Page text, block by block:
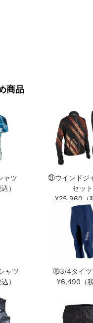
商品
ャツ
）
㉑ウインドジ
セット
¥25,960（
ャツ
）
⑯3/4タイツ
¥6,490（税